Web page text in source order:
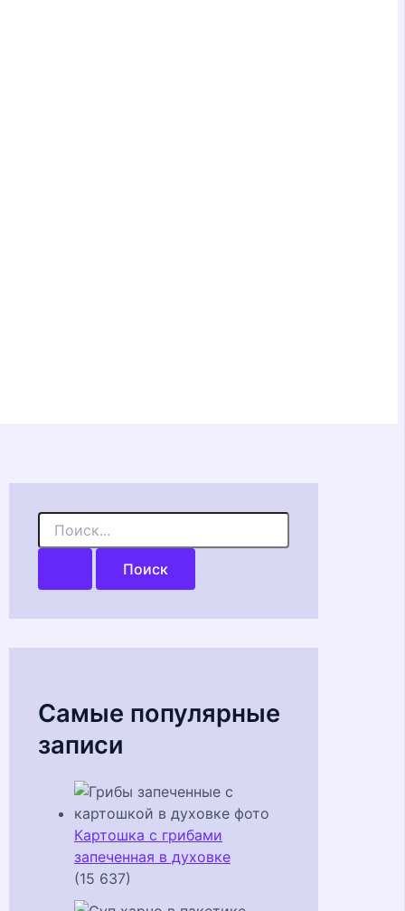
П
и
к
Самые популярные
записи
Картошка с грибами
запеченная в духовке
(15 637)